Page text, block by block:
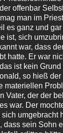
offenbar
man im
es ganz und
ist, sich
war, dass
hatte. Er war
ist kein
so hieß
materiellen
Vater, der der
war. Der
umgebracht
dass sein Sohn